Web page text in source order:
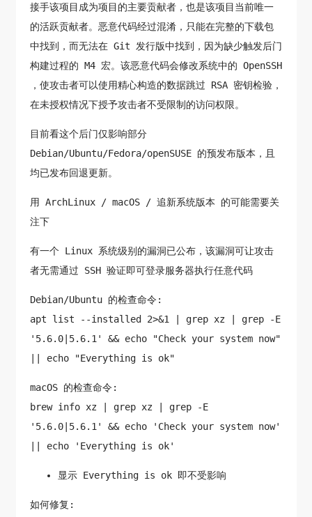
接手该项目成为项目的主要贡献者，也是该项目当前唯一
的活跃贡献者。恶意代码经过混淆，只能在完整的下载包
中找到，而无法在 Git 发行版中找到，因为缺少触发后门
构建过程的 M4 宏。该恶意代码会修改系统中的 OpenSSH
，使攻击者可以使用精心构造的数据跳过 RSA 密钥检验，
在未授权情况下授予攻击者不受限制的访问权限。
目前看这个后门仅影响部分
Debian/Ubuntu/Fedora/openSUSE 的预发布版本，且
均已发布回退更新。
用 ArchLinux / macOS / 追新系统版本 的可能需要关
注下
有一个 Linux 系统级别的漏洞已公布，该漏洞可让攻击
者无需通过 SSH 验证即可登录服务器执行任意代码
Debian/Ubuntu 的检查命令:
apt list --installed 2>&1 | grep xz | grep -E
'5.6.0|5.6.1' && echo "Check your system now"
|| echo "Everything is ok"
macOS 的检查命令:
brew info xz | grep xz | grep -E
'5.6.0|5.6.1' && echo 'Check your system now'
|| echo 'Everything is ok'
显示 Everything is ok 即不受影响
如何修复: